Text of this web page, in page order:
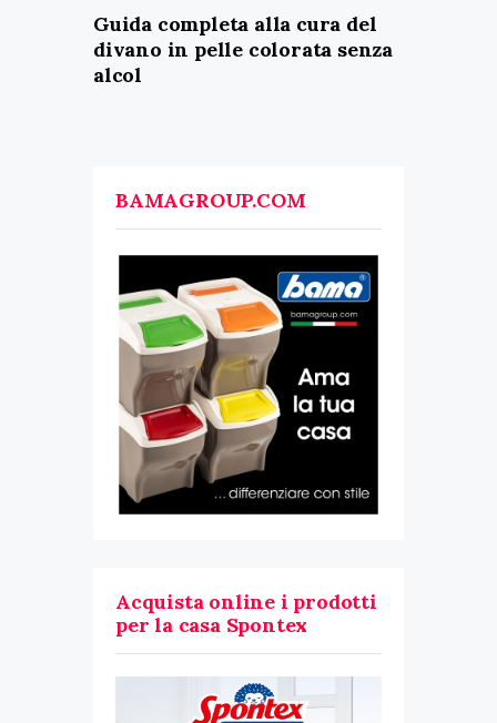
Guida completa alla cura del
divano in pelle colorata senza
alcol
BAMAGROUP.COM
Acquista online i prodotti
per la casa Spontex